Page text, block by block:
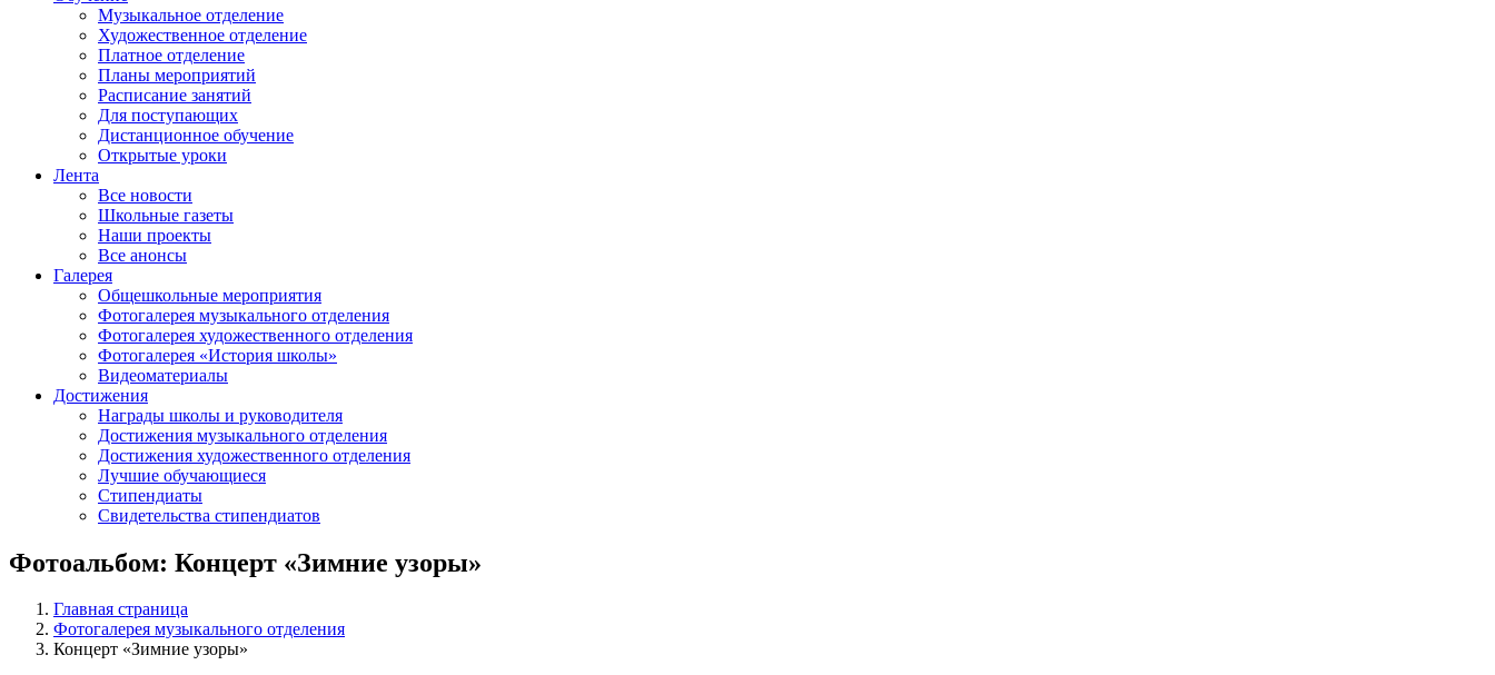
Музыкальное отделение
Художественное отделение
Платное отделение
Планы мероприятий
Расписание занятий
Для поступающих
Дистанционное обучение
Открытые уроки
Лента
Все новости
Школьные газеты
Наши проекты
Все анонсы
Галерея
Общешкольные мероприятия
Фотогалерея музыкального отделения
Фотогалерея художественного отделения
Фотогалерея «История школы»
Видеоматериалы
Достижения
Награды школы и руководителя
Достижения музыкального отделения
Достижения художественного отделения
Лучшие обучающиеся
Стипендиаты
Свидетельства стипендиатов
Фотоальбом: Концерт «Зимние узоры»
Главная страница
Фотогалерея музыкального отделения
Концерт «Зимние узоры»